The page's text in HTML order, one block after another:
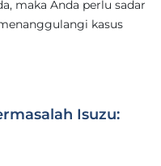
maka Anda perlu sadar
kasus
Isuzu: